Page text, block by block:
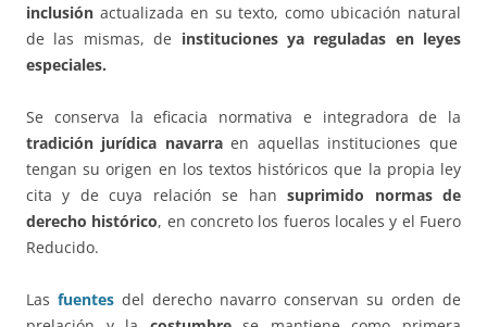
inclusión actualizada en su texto, como ubicación natural
de las mismas, de instituciones ya reguladas en leyes
especiales.
Se conserva la eficacia normativa e integradora de la
tradición jurídica navarraen aquellas instituciones que
tengan su origen en los textos históricos que la propia ley
cita y de cuya relación se hansuprimido normas de
derecho histórico, en concreto los fueros locales y el Fuero
Reducido.
Las fuentes del derecho navarro conservan su orden de